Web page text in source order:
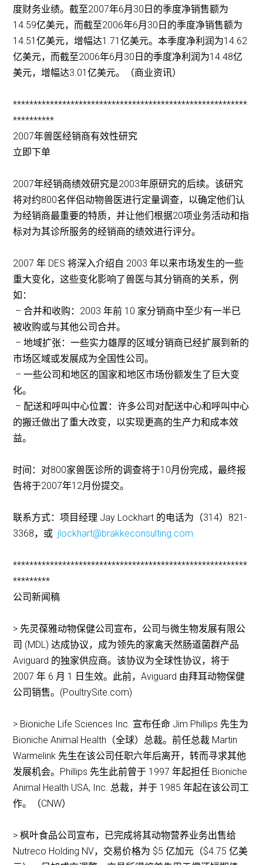
度财务业绩。截至2007年6月30日的季度净销售额为
14.59亿美元，而截至2006年6月30日的季度净销售额为
14.51亿美元，增幅达1.71亿美元。本季度净利润为14.62
亿美元，而截至2006年6月30日的季度净利润为14.48亿
美元，增幅达3.01亿美元。（商业资讯）
*********************************************************
**********
2007年兽医经销商有效性研究
立即下单
2007年经销商绩效研究是2003年原研究的后续。该研究
将对约800名伴侣动物兽医进行定量调查，以确定他们认
为经销商最重要的特质，并让他们根据20项业务活动和指
标对为其诊所服务的经销商的绩效进行评分。
2007 年 DES 将深入介绍自 2003 年以来市场发生的一些
重大变化，这些变化影响了兽医与其分销商的关系，例
如：
– 合并和收购：2003 年前 10 家分销商中至少有一半已
被收购或与其他公司合并。
– 地域扩张：一些实力雄厚的区域分销商已经扩展到新的
市场区域或发展成为全国性公司。
– 一些公司和地区的国家和地区市场份额发生了巨大变
化。
– 配送和呼叫中心位置：许多公司对配送中心和呼叫中心
的搬迁做出了重大改变，以实现更高的生产力和成本效
益。
时间：对800家兽医诊所的调查将于10月份完成，最终报
告将于2007年12月份提交。
联系方式：项目经理 Jay Lockhart 的电话为（314）821-
3368，或 jlockhart@brakkeconsulting.com
*********************************************************
*********
公司新闻稿
> 先灵葆雅动物保健公司宣布，公司与微生物发展有限公
司 (MDL) 达成协议，成为领先的家禽天然肠道菌群产品
Aviguard 的独家供应商。该协议为全球性协议，将于
2007 年 6 月 1 日生效。此前，Aviguard 由拜耳动物保健
公司销售。(PoultrySite.com)
> Bioniche Life Sciences Inc. 宣布任命 Jim Phillips 先生为
Bioniche Animal Health（全球）总裁。前任总裁 Martin
Warmelink 先生在该公司任职六年后离开，转而寻求其他
发展机会。Phillips 先生此前曾于 1997 年起担任 Bioniche
Animal Health USA, Inc. 总裁，并于 1985 年起在该公司工
作。（CNW）
> 枫叶食品公司宣布，已完成将其动物营养业务出售给
Nutreco Holding NV，交易价格为 $5 亿加元（$4.75 亿美